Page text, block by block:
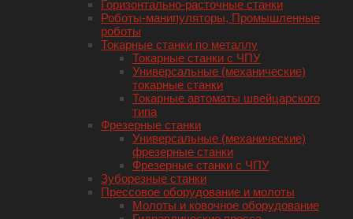
Горизонтально-расточные станки
Роботы-манипуляторы, Промышленные
роботы
Токарные станки по металлу
Токарные станки с ЧПУ
Универсальные (механические)
токарные станки
Токарные автоматы швейцарского
типа
Фрезерные станки
Универсальные (механические)
фрезерные станки
Фрезерные станки с ЧПУ
Зуборезные станки
Прессовое оборудование и молоты
Молоты и ковочное оборудование